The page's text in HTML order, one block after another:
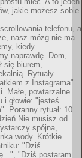
jakie możesz sobie
telefonu, a
nasz mózg nie ma
kiedy
naprawdę. Dom,
się biurem,
Rytuały
z Instagrama".
Małe, powtarzalne
i głowie: "jesteś
Poranny rytuał: 10
Nie musisz od
spójna,
wody. Krótkie
"Dziś
"Dziś postaram